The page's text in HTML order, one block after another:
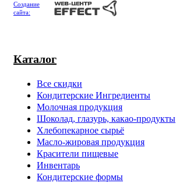
Каталог
Все скидки
Кондитерские Ингредиенты
Молочная продукция
Шоколад, глазурь, какао-продукты
Хлебопекарное сырьё
Масло-жировая продукция
Красители пищевые
Инвентарь
Кондитерские формы
Создание
сайта: